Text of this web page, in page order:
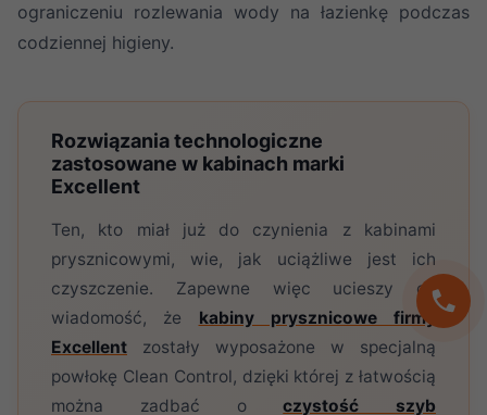
ograniczeniu rozlewania wody na łazienkę podczas
codziennej higieny.
Rozwiązania technologiczne
zastosowane w kabinach marki
Excellent
Ten, kto miał już do czynienia z kabinami
prysznicowymi, wie, jak uciążliwe jest ich
czyszczenie. Zapewne więc ucieszy go
wiadomość, że kabiny prysznicowe firmy
Excellent zostały wyposażone w specjalną
powłokę Clean Control, dzięki której z łatwością
można zadbać oczystość szyb